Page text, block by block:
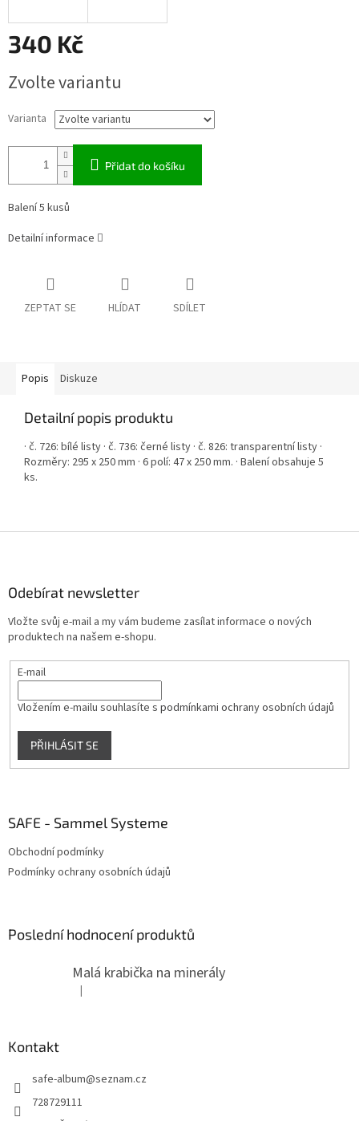
340 Kč
cena:
Zvolte variantu
Varianta
Přidat do košíku
Balení 5 kusů
Detailní informace
ZEPTAT SE HLÍDAT SDÍLET
Popis Diskuze
Detailní popis produktu
· č. 726: bílé listy · č. 736: černé listy · č. 826: transparentní listy ·
Rozměry: 295 x 250 mm · 6 polí: 47 x 250 mm. · Balení obsahuje 5
ks.
Odebírat newsletter
Vložte svůj e-mail a my vám budeme zasílat informace o nových
produktech na našem e-shopu.
E-mail
Vložením e-mailu souhlasíte s podmínkami ochrany osobních údajů
PŘIHLÁSIT SE
SAFE - Sammel Systeme
Obchodní podmínky
Podmínky ochrany osobních údajů
Poslední hodnocení produktů
Malá krabička na minerály
Hodnocení produktu je 4 z 5 hvězdiček.
|
Kontakt
safe-album@seznam.cz
728729111